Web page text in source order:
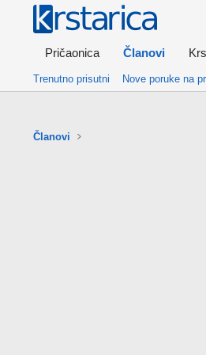
Pričaonica Članovi
Trenutno prisutni Nove poruke na
Članovi